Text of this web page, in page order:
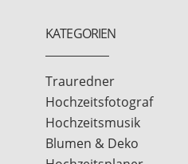
KATEGORIEN
Trauredner
Hochzeitsfotograf
Hochzeitsmusik
Blumen & Deko